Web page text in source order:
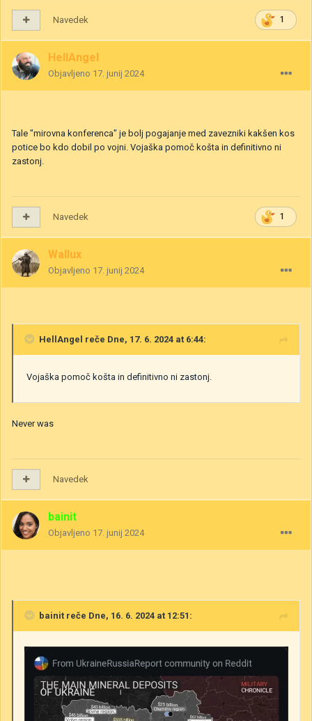
1
Navedek
HellAngel
Objavljeno 17. junij 2024
Tale "mirovna konferenca" je bolj pogajanje med zavezniki kakšen kos
potice bo kdo dobil po vojni. Vojaška pomoč košta in definitivno ni
zastonj.
1
Navedek
Wallux
Objavljeno 17. junij 2024
HellAngel reče Dne, 17. 6. 2024 at 6:44:
Vojaška pomoč košta in definitivno ni zastonj.
Never was
Navedek
bainit
Objavljeno 17. junij 2024
bainit reče Dne, 16. 6. 2024 at 12:51: